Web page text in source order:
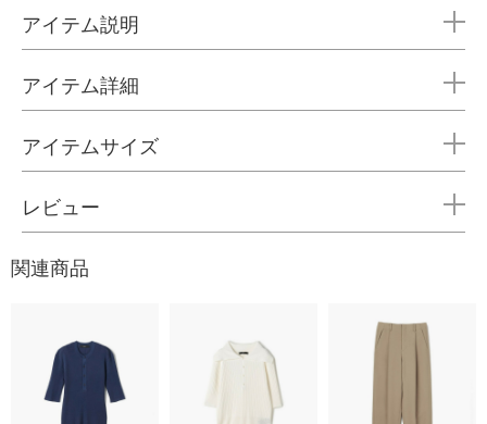
アイテム説明
アイテム詳細
アイテムサイズ
レビュー
関連商品